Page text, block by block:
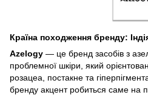
Країна походження бренду:
Azelogy — це бренд засобів з
проблемної шкіри, який
розацеа, постакне та
бренду акцент робиться саме на